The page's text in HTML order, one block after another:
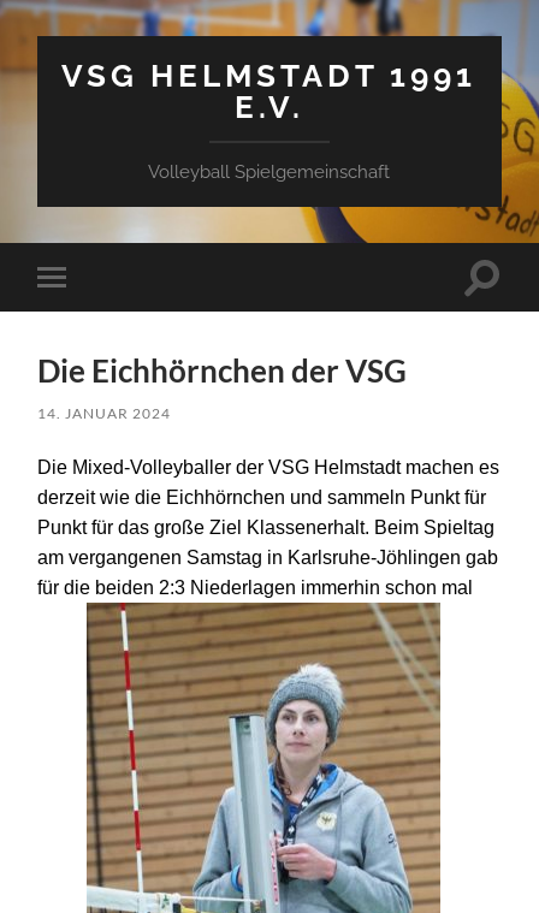
VSG HELMSTADT 1991
E.V.
Volleyball Spielgemeinschaft
Mobile-
Menü
Die Eichhörnchen der VSG
14. JANUAR 2024
Die Mixed-Volleyballer der VSG Helmstadt machen es
derzeit wie die Eichhörnchen und sammeln Punkt für
Punkt für das große Ziel Klassenerhalt. Beim Spieltag
amvergangenen Samstag in Karlsruhe-Jöhlingen gab
für die beiden 2:3 Niederlagen immerhin schon mal